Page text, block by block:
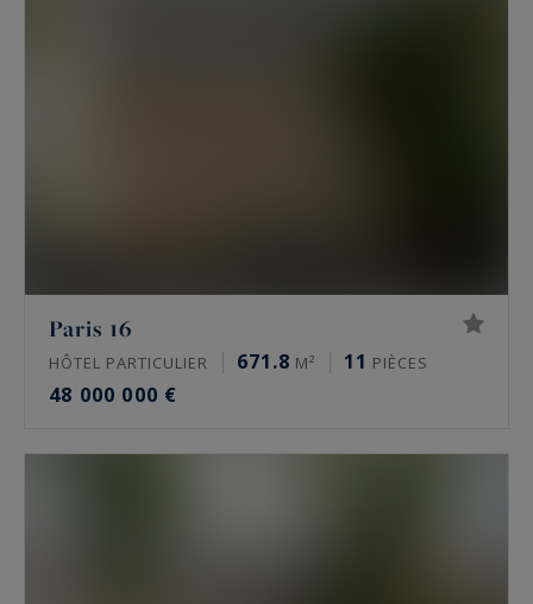
Paris 16
HÔTEL PARTICULIER 671.8 M² 11 PIÈCES
48 000 000 €